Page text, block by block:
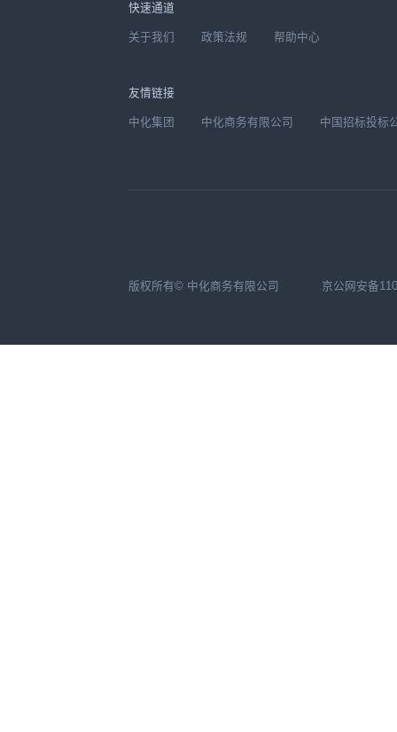
快速通道
关于我们 政策法规 帮助中心
友情链接
中化集团 中化商务有限公司 中国招标投标
版权所有© 中化商务有限公司 京公网安备